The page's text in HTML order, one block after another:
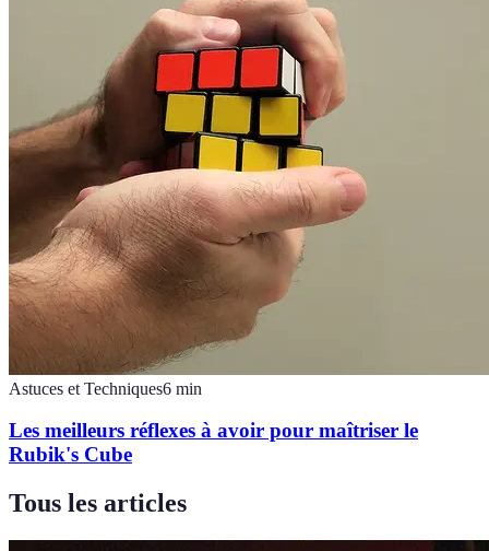
Astuces et Techniques6 min
Les meilleurs réflexes à avoir pour maîtriser le
Rubik's Cube
Tous les articles